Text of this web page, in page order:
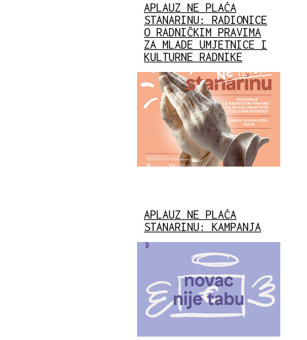
APLAUZ NE PLAĆA
STANARINU: RADIONICE
O RADNIČKIM PRAVIMA
ZA MLADE UMJETNICE I
KULTURNE RADNIKE
APLAUZ NE PLAĆA
STANARINU: KAMPANJA